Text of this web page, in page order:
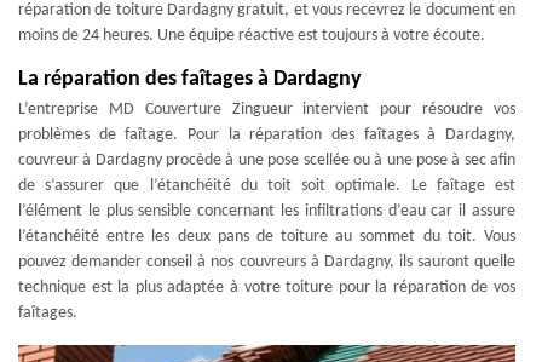
réparation de toiture Dardagny gratuit, et vous recevrez le document en
moins de 24 heures. Une équipe réactive est toujours à votre écoute.
La réparation des faîtages à Dardagny
L’entreprise MD Couverture Zingueur intervient pour résoudre vos
problèmes de faîtage. Pour la réparation des faîtages à Dardagny,
couvreur à Dardagny procède à une pose scellée ou à une pose à sec afin
de s’assurer que l’étanchéité du toit soit optimale. Le faîtage est
l’élément le plus sensible concernant les infiltrations d’eau car il assure
l’étanchéité entre les deux pans de toiture au sommet du toit. Vous
pouvez demander conseil à nos couvreurs à Dardagny, ils sauront quelle
technique est la plus adaptée à votre toiture pour la réparation de vos
faîtages.